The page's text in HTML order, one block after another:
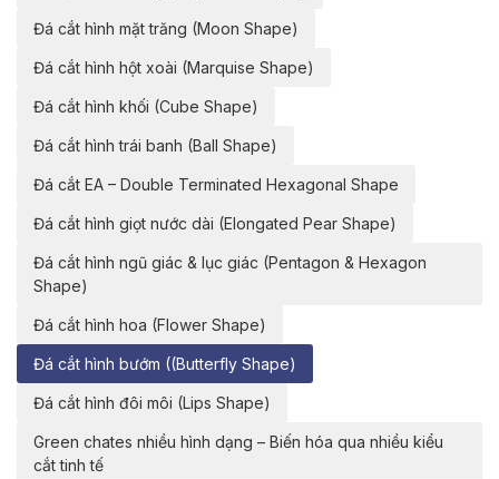
Đá cắt hình mặt trăng (Moon Shape)
Đá cắt hình hột xoài (Marquise Shape)
Đá cắt hình khối (Cube Shape)
Đá cắt hình trái banh (Ball Shape)
Đá cắt EA – Double Terminated Hexagonal Shape
Đá cắt hình giọt nước dài (Elongated Pear Shape)
Đá cắt hình ngũ giác & lục giác (Pentagon & Hexagon
Shape)
Đá cắt hình hoa (Flower Shape)
Đá cắt hình bướm ((Butterfly Shape)
Đá cắt hình đôi môi (Lips Shape)
Green chates nhiều hình dạng – Biến hóa qua nhiều kiểu
cắt tinh tế